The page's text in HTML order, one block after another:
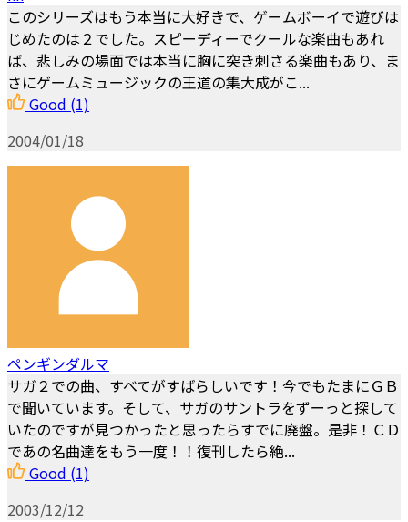
このシリーズはもう本当に大好きで、ゲームボーイで遊びは
じめたのは２でした。スピーディーでクールな楽曲もあれ
ば、悲しみの場面では本当に胸に突き刺さる楽曲もあり、ま
さにゲームミュージックの王道の集大成がこ...
Good (1)
2004/01/18
ペンギンダルマ
サガ２での曲、すべてがすばらしいです！今でもたまにＧＢ
で聞いています。そして、サガのサントラをずーっと探して
いたのですが見つかったと思ったらすでに廃盤。是非！ＣＤ
であの名曲達をもう一度！！復刊したら絶...
Good (1)
2003/12/12